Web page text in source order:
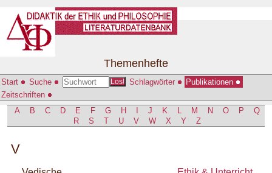
Themenhefte
Start Suche Los! Schlagwörter
Publikationen
Zeitschriften
A
B C D E F G H J K M N O P
Q
R
S T U V W X Y Z
V